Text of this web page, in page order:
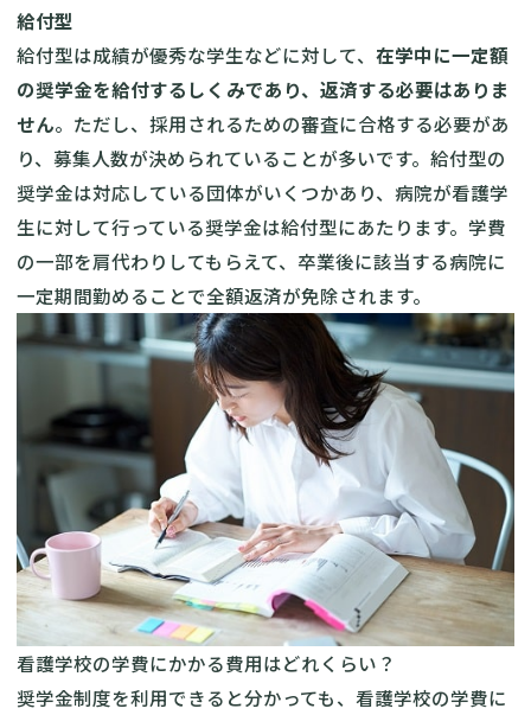
給付型
給付型は成績が優秀な学生などに対して、 在学中に一定額
の奨学金を給付するしくみであり、返済する必要はありま
せん。ただし、採用されるための審査に合格する必要があ
り、募集人数が決められていることが多いです。給付型の
奨学金は対応している団体がいくつかあり、病院が看護学
生に対して行っている奨学金は給付型にあたります。学費
の一部を肩代わりしてもらえて、卒業後に該当する病院に
一定期間勤めることで全額返済が免除されます。
看護学校の学費にかかる費用はどれくらい？
奨学金制度を利用できると分かっても、看護学校の学費に